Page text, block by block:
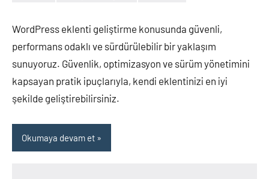
WordPress eklenti geliştirme konusunda güvenli,
performans odaklı ve sürdürülebilir bir yaklaşım
sunuyoruz. Güvenlik, optimizasyon ve sürüm yönetimini
kapsayan pratik ipuçlarıyla, kendi eklentinizi en iyi
şekilde geliştirebilirsiniz.
Okumaya devam et